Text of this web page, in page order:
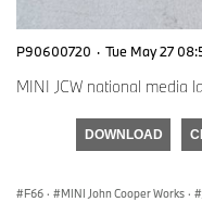
P90600720 · Tue May 27
MINI JCW national media
DOWNLOAD
F66 · MINI John Cooper Works ·